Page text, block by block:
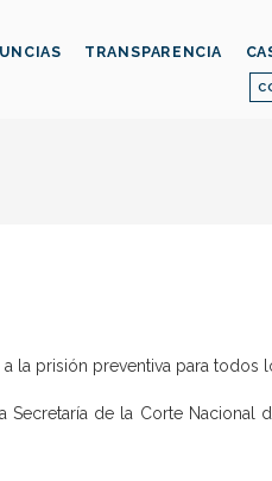
TRANSPARENCIA
la prisión preventiva para
Secretaría de la Corte Nacional